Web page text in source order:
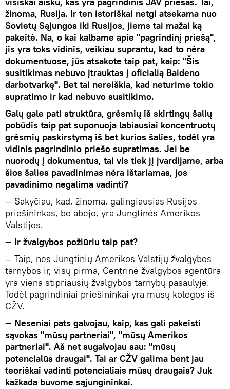
žinoma, Rusija. Ir ten istoriškai netgi atsekama nuo
Sovietų Sąjungos iki Rusijos, jiems tai mažai ką
pakeitė. Na, o kai kalbame apie "pagrindinį priešą",
jis yra toks vidinis, veikiau suprantu, kad to nėra
dokumentuose, jūs atsakote taip pat, kaip: "Šis
susitikimas nebuvo įtrauktas į oficialią Baideno
darbotvarkę". Bet tai nereiškia, kad neturime tokio
supratimo ir kad nebuvo susitikimo.
Galų gale pati struktūra, grėsmių iš skirtingų šalių
pobūdis taip pat suponuoja labiausiai koncentruotų
grėsmių paskirstymą iš bet kurios šalies, todėl yra
vidinis pagrindinio priešo supratimas. Jei be
nuorodų į dokumentus, tai vis tiek jį įvardijame, arba
šios šalies pavadinimas nėra ištariamas, jos
pavadinimo negalima vadinti?
— Sakyčiau, kad, žinoma, galingiausias Rusijos
priešininkas, be abejo, yra Jungtinės Amerikos
Valstijos.
— Ir žvalgybos požiūriu taip pat?
— Taip, nes Jungtinių Amerikos Valstijų žvalgybos
tarnybos ir, visų pirma, Centrinė žvalgybos agentūra
yra viena stipriausių žvalgybos tarnybų pasaulyje.
Todėl pagrindiniai priešininkai yra mūsų kolegos iš
CŽV.
— Neseniai pats galvojau, kaip, kas gali pakeisti
sąvokas "mūsų partneriai", "mūsų Amerikos
partneriai". Aš net sugalvojau sau: "mūsų
potencialūs draugai". Tai ar CŽV galima bent jau
teoriškai vadinti potencialiais mūsų draugais? Juk
kažkada buvome sąjungininkai.